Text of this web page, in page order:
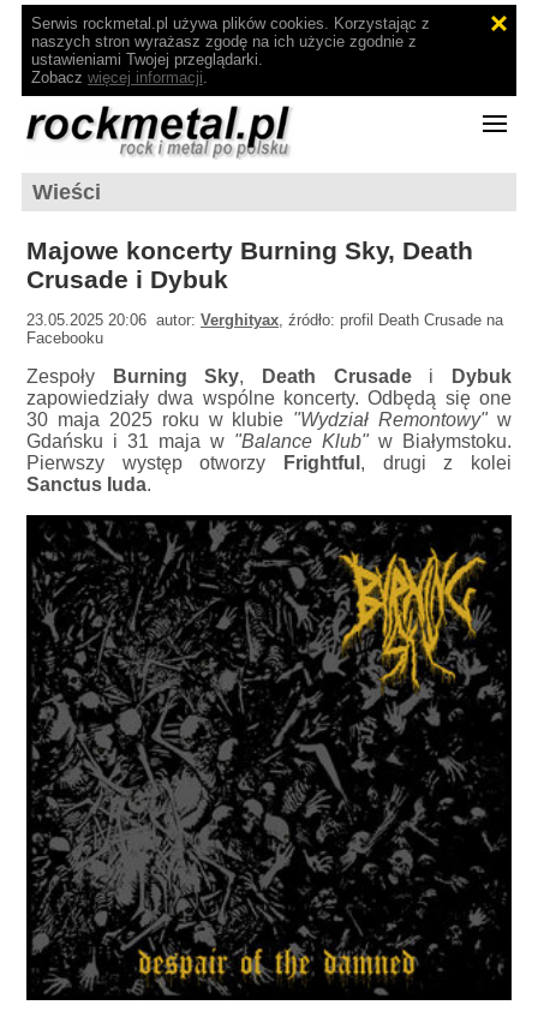
Serwis rockmetal.pl używa plików cookies. Korzystając z
naszych stron wyrażasz zgodę na ich użycie zgodnie z
ustawieniami Twojej przeglądarki.
Zobacz więcej informacji.
Wieści
Majowe koncerty Burning Sky, Death
Crusade i Dybuk
23.05.2025 20:06 autor:Verghityax, źródło: profil Death Crusade na
Facebooku
Zespoły Burning Sky, Death Crusade i
Dybuk
zapowiedziały dwa wspólne koncerty. Odbędą się one
30 maja 2025 roku w klubie "Wydział Remontowy"w
Gdańsku i 31 maja w "Balance Klub" w Białymstoku.
Pierwszy występ otworzy
Frightful , drugi z kolei
Sanctus Iuda.